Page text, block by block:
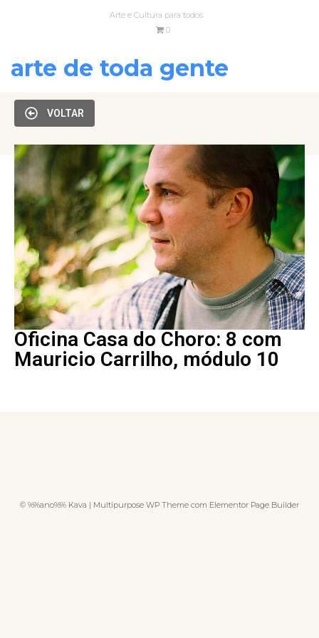
Arte e Cultura para todos
0
arte de toda gente
VOLTAR
Oficina Casa do Choro: 8 com
Mauricio Carrilho, módulo 10
© %%ano%% Kava | Multipurpose WP Theme com Elementor Page Builder